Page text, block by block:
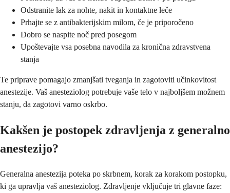
Odstranite lak za nohte, nakit in kontaktne leče
Prhajte se z antibakterijskim milom, če je priporočeno
Dobro se naspite noč pred posegom
Upoštevajte vsa posebna navodila za kronična zdravstvena
stanja
Te priprave pomagajo zmanjšati tveganja in zagotoviti učinkovitost
anestezije. Vaš anesteziolog potrebuje vaše telo v najboljšem možnem
stanju, da zagotovi varno oskrbo.
Kakšen je postopek zdravljenja z generalno
anestezijo?
Generalna anestezija poteka po skrbnem, korak za korakom postopku,
ki ga upravlja vaš anesteziolog. Zdravljenje vključuje tri glavne faze: